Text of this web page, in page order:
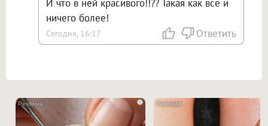
И что в ней красивого!!?? Такая как все и
ничего более!
Сегодня, 16:17 Ответить
i